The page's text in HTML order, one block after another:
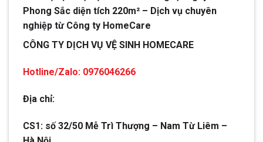
Phong Sắc diện tích 220m² – Dịch vụ chuyên
nghiệp từ Công ty HomeCare
CÔNG TY DỊCH VỤ VỆ SINH HOMECARE
Hotline/Zalo: 0976046266
Địa chỉ:
CS1: số 32/50 Mễ Trì Thượng – Nam Từ Liêm –